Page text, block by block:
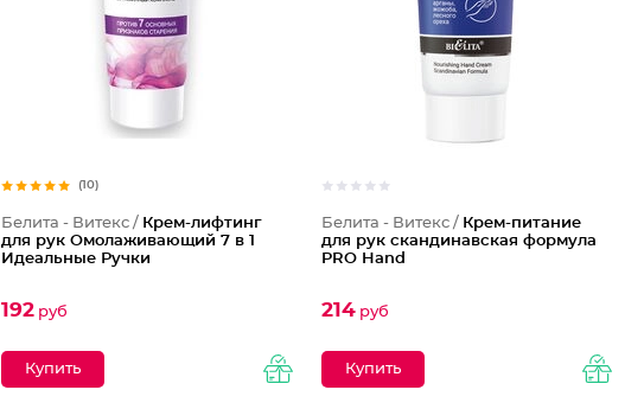
(10)
Белита - Витекс / Крем-лифтинг
для рук Омолаживающий 7 в 1
Идеальные Ручки
192 руб
Белита - Витекс / Крем-питание
для рук скандинавская формула
PRO Hand
214руб